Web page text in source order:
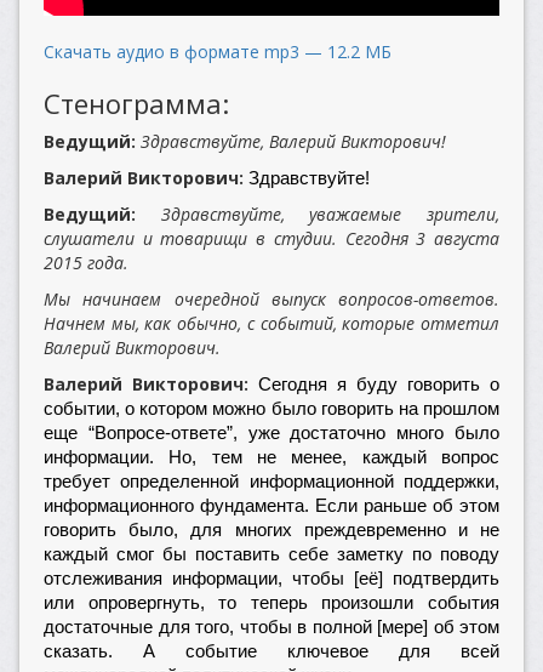
Скачать аудио в формате mp3 — 12.2 МБ
Стенограмма:
Ведущий: Здравствуйте, Валерий Викторович!
Валерий Викторович: Здравствуйте!
Ведущий:
Здравствуйте, уважаемые зрители,
слушатели и товарищи в студии. Сегодня 3 августа
2015 года.
Мы начинаем очередной выпуск вопросов-ответов.
Начнем мы, как обычно, с событий, которые отметил
Валерий Викторович.
Валерий Викторович: Сегодня я буду говорить о
событии, о котором можно было говорить на прошлом
еще “Вопросе-ответе”, уже достаточно много было
информации. Но, тем не менее, каждый вопрос
требует определенной информационной поддержки,
информационного фундамента. Если раньше об этом
говорить было, для многих преждевременно и не
каждый смог бы поставить себе заметку по поводу
отслеживания информации, чтобы [её] подтвердить
или опровергнуть, то теперь произошли события
достаточные для того, чтобы в полной [мере] об этом
сказать. А событие ключевое для всей